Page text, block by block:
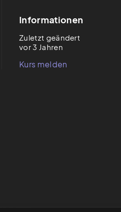
Informationen
Zuletzt geändert
vor 3 Jahren
Kurs melden